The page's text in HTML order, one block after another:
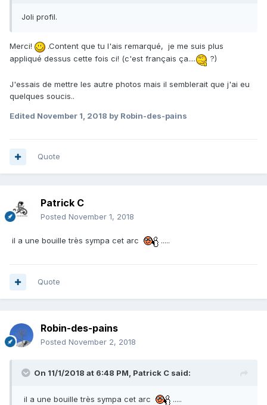
Joli profil.
Merci!
.Content que tu l'ais remarqué, je me suis plus
appliqué dessus cette fois ci! (c'est français ça....
?)
J'essais de mettre les autre photos mais il semblerait que j'ai eu
quelques soucis..
Edited November 1, 2018 by Robin-des-pains
Quote
Patrick C
Posted November 1, 2018
il a une bouille très sympa cet arc .....
Quote
Robin-des-pains
Posted November 2, 2018
On 11/1/2018 at 6:48 PM, Patrick C said:
il a une bouille très sympa cet arc .....